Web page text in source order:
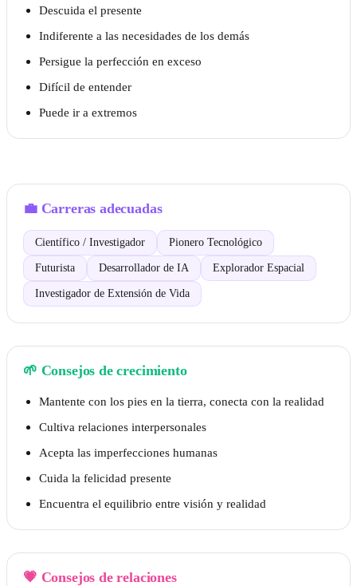
Descuida el presente
Indiferente a las necesidades de los demás
Persigue la perfección en exceso
Difícil de entender
Puede ir a extremos
💼 Carreras adecuadas
Científico / Investigador Pionero Tecnológico
Futurista Desarrollador de IA Explorador Espacial
Investigador de Extensión de Vida
🌱 Consejos de crecimiento
Mantente con los pies en la tierra, conecta con la realidad
Cultiva relaciones interpersonales
Acepta las imperfecciones humanas
Cuida la felicidad presente
Encuentra el equilibrio entre visión y realidad
💗 Consejos de relaciones